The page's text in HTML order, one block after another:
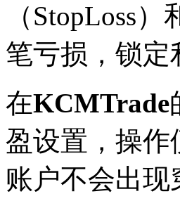
（StopLoss
笔亏损，锁定
在KCMTrade
盈设置，操作
账户不会出